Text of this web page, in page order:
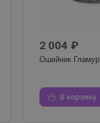
2 004 ₽
Ошейник Гламур
В корзину